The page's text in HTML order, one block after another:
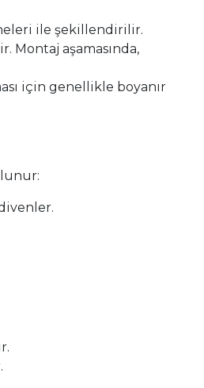
ile şekillendirilir.
aşamasında,
için genellikle boyanır